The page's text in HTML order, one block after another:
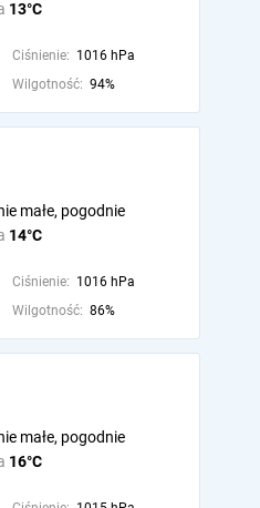
13°C
Ciśnienie: 1016 hPa
Wilgotność: 94%
14°C
małe, pogodnie
Ciśnienie: 1016 hPa
Wilgotność: 86%
16°C
małe, pogodnie